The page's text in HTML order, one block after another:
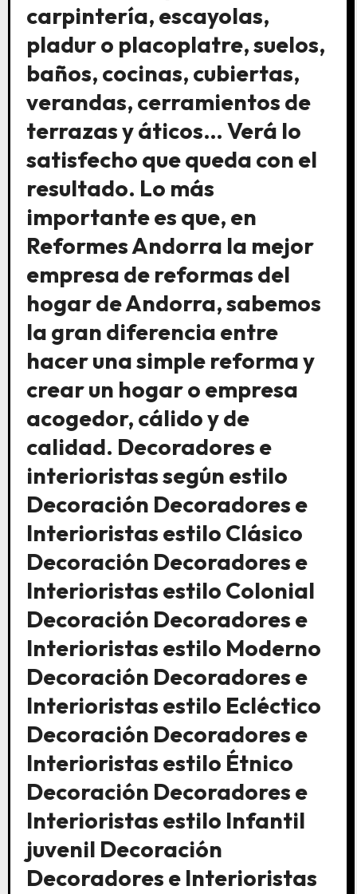
carpintería, escayolas,
pladur o placoplatre, suelos,
baños, cocinas, cubiertas,
verandas, cerramientos de
terrazas y áticos… Verá lo
satisfecho que queda con el
resultado. Lo más
importante es que, en
Reformes Andorra la mejor
empresa de reformas del
hogar de Andorra, sabemos
la gran diferencia entre
hacer una simple reforma y
crear un hogar o empresa
acogedor, cálido y de
calidad. Decoradores e
interioristas según estilo
Decoración Decoradores e
Interioristas estilo Clásico
Decoración Decoradores e
Interioristas estilo Colonial
Decoración Decoradores e
Interioristas estilo Moderno
Decoración Decoradores e
Interioristas estilo Ecléctico
Decoración Decoradores e
Interioristas estilo Étnico
Decoración Decoradores e
Interioristas estilo Infantil
juvenil Decoración
Decoradores e Interioristas